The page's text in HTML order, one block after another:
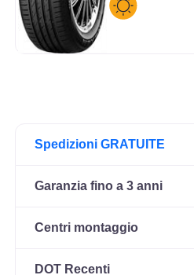
Spedizioni GRATUITE
Garanzia fino a 3 anni
Centri montaggio
DOT Recenti